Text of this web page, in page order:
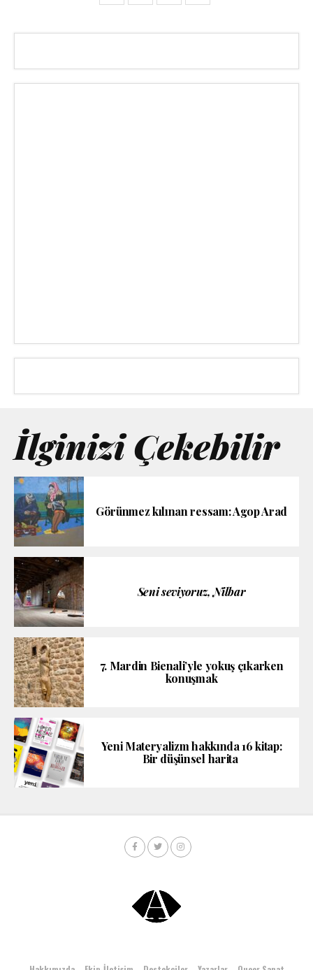
İlginizi Çekebilir
Görünmez kılınan ressam: Agop Arad
Seni seviyoruz, Nilbar
7. Mardin Bienali’yle yokuş çıkarken
konuşmak
Yeni Materyalizm hakkında 16 kitap:
Bir düşünsel harita